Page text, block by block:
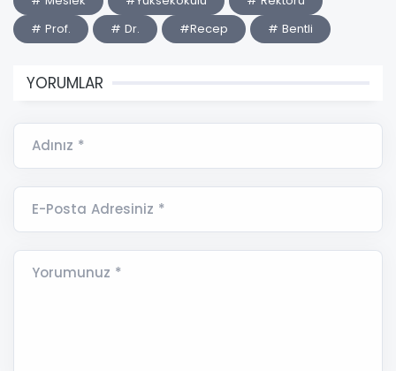
# Prof.
# Dr. #Recep # Bentli
YORUMLAR
Adınız *
E-Posta Adresiniz *
Yorumunuz *